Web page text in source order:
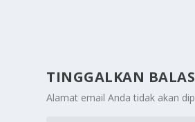
TINGGALKAN
Alamat email Anda tidak akan